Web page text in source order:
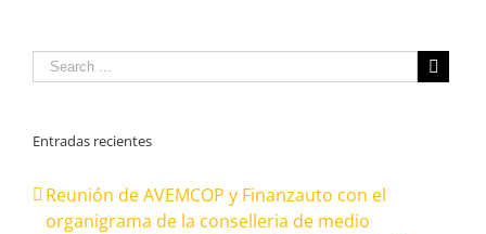
Entradas recientes
Reunión de AVEMCOP y Finanzauto con el
organigrama de la conselleria de medio